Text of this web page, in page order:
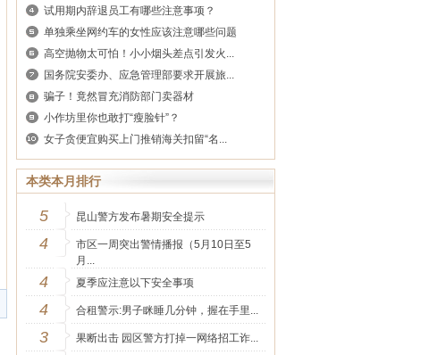
试用期内辞退员工有哪些注意事项？
单独乘坐网约车的女性应该注意哪些问题
高空抛物太可怕！小小烟头差点引发火...
国务院安委办、应急管理部要求开展旅...
骗子！竟然冒充消防部门卖器材
小作坊里你也敢打“瘦脸针”？
女子贪便宜购买上门推销海关扣留“名...
本类本月排行
5 昆山警方发布暑期安全提示
4
市区一周突出警情播报（5月10日至5
月...
4 夏季应注意以下安全事项
4 合租警示:男子眯睡几分钟，握在手里...
3 果断出击 园区警方打掉一网络招工诈...